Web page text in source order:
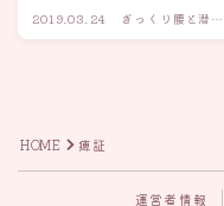
2019.03.24
ぎっくり腰と潜在
HOME 痺証
運営者情報